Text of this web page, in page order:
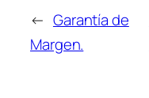
← Garantía de
Margen.